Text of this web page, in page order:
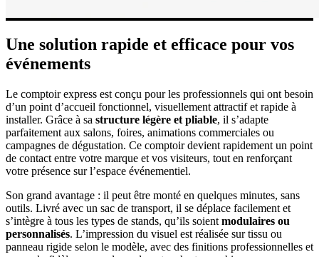
Une solution rapide et efficace pour vos
événements
Le comptoir express est conçu pour les professionnels qui ont besoin
d’un point d’accueil fonctionnel, visuellement attractif et rapide à
installer. Grâce à sa structure légère et pliable, il s’adapte
parfaitement aux salons, foires, animations commerciales ou
campagnes de dégustation. Ce comptoir devient rapidement un point
de contact entre votre marque et vos visiteurs, tout en renforçant
votre présence sur l’espace événementiel.
Son grand avantage : il peut être monté en quelques minutes, sans
outils. Livré avec un sac de transport, il se déplace facilement et
s’intègre à tous les types de stands, qu’ils soient modulaires ou
personnalisés. L’impression du visuel est réalisée sur tissu ou
panneau rigide selon le modèle, avec des finitions professionnelles et